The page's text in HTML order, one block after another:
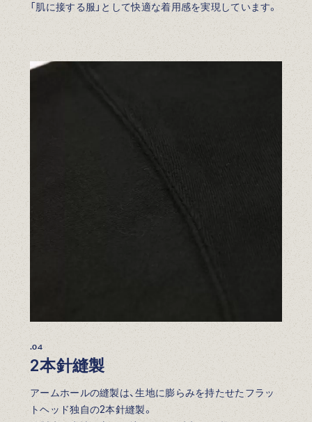
「肌に接する服」として快適な着用感を実現しています。
.04
2本針縫製
アームホールの縫製は、生地に膨らみを持たせたフラッ
トヘッド独自の2本針縫製。